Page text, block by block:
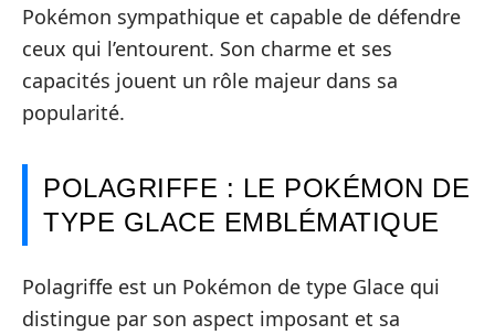
Pokémon sympathique et capable de défendre
ceux qui l’entourent. Son charme et ses
capacités jouent un rôle majeur dans sa
popularité.
POLAGRIFFE : LE POKÉMON DE
TYPE GLACE EMBLÉMATIQUE
Polagriffe est un Pokémon de type Glace qui
distingue par son aspect imposant et sa